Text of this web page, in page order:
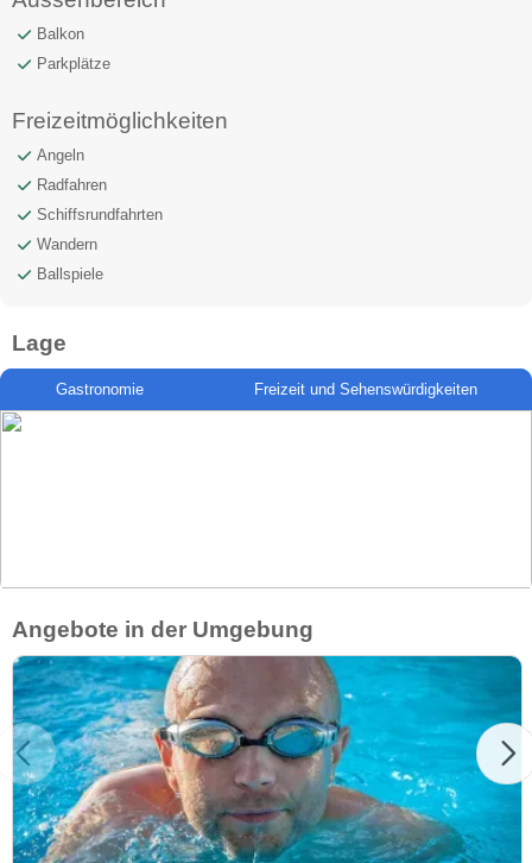
Balkon
Parkplätze
Freizeitmöglichkeiten
Angeln
Radfahren
Schiffsrundfahrten
Wandern
Ballspiele
Lage
Gastronomie Freizeit und Sehenswürdigkeiten
Angebote in der Umgebung